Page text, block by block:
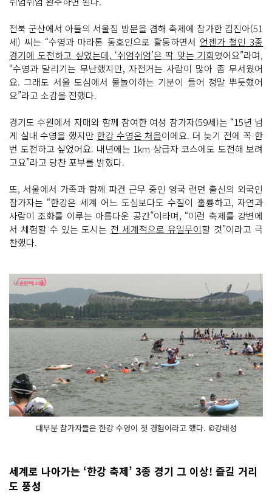
기
주, 경
쟁
이 아
닌 경
험, 대
회
가 아
닌 축
제
의 속
도
와 방
식
으
로 쉬
엄 완
주
하
는 생
활 체
육 축
제
이
전
거, 달
리
기
께 쉽
게 경
할 수 없
는 한
강 수
영
이 포
함
되
어 있
어, 평
소 수
들
에
게 설
전북 군산에서 아들의 서울집 방문을 겸해 축제에 참가한 김진아(51
세) 씨는 “수영과 마라톤 동호인으로 활동하면서 언젠가 철인 3종
경기에 도전하고 싶었는데, ‘쉬엄쉬엄’은 딱 맞는 기회였어요”라며,
“수영과 달리기는 무난했지만, 자전거는 사람이 많아 좀 무서웠어
요. 그래도 서울 도심에서 물놀이하는 기분이 들어 정말 뿌듯했어
요”라고 소감을 전했다.
경기도 수원에서 자매와 함께 참여한 여성 참가자(59세)는 “15년 넘
게 실내 수영을 했지만 한강 수영은 처음이에요. 더 늦기 전에 꼭 한
번 도전하고 싶었어요. 내년에는 1km 상급자 코스에도 도전해 보려
고요”라고 당찬 포부를 밝혔다.
또, 서울에서 가족과 함께 파견 근무 중인 영국 런던 출신의 외국인
참가자는 “한강은 세계 어느 도심보다도 수질이 훌륭하고, 자연과
사람이 조화를 이루는 아름다운 공간”이라며, “이런 축제를 강변에
서 체험할 수 있는 도시는 전 세계적으로 유일무이할 것”이라고 극
찬했다.
대부분 참가자들은 한강 수영이 첫 경험이라고 했다. ©강태성
세계로 나아가는 ‘한강 축제’ 3종 경기 그 이상! 즐길 거리
도 풍성